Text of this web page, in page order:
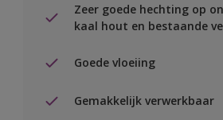
Zeer goede hechting op
kaal hout en bestaande
Goede vloeiing
Gemakkelijk verwerkbaar